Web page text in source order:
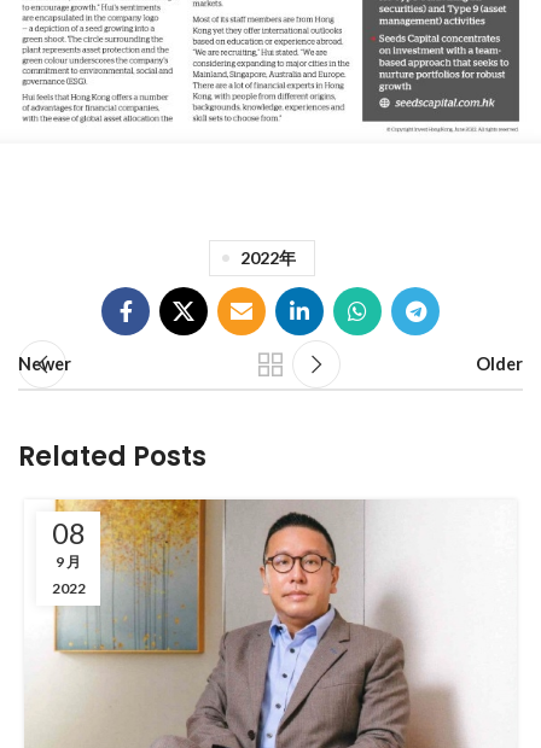
2022年
Newer Older
Related Posts
08
9 月
2022